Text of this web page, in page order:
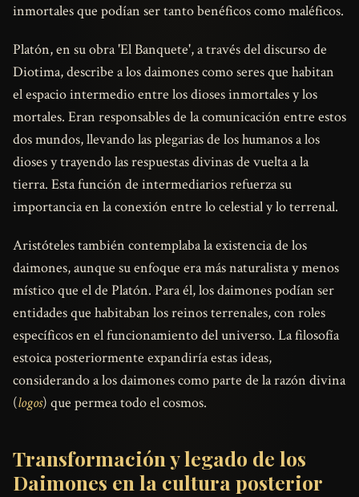
inmortales que podían ser tanto benéficos como maléficos.
Platón, en su obra 'El Banquete', a través del discurso de
Diotima, describe a los daimones como seres que habitan
el espacio intermedio entre los dioses inmortales y los
mortales. Eran responsables de la comunicación entre estos
dos mundos, llevando las plegarias de los humanos a los
dioses y trayendo las respuestas divinas de vuelta a la
tierra. Esta función de intermediarios refuerza su
importancia en la conexión entre lo celestial y lo terrenal.
Aristóteles también contemplaba la existencia de los
daimones, aunque su enfoque era más naturalista y menos
místico que el de Platón. Para él, los daimones podían ser
entidades que habitaban los reinos terrenales, con roles
específicos en el funcionamiento del universo. La filosofía
estoica posteriormente expandiría estas ideas,
considerando a los daimones como parte de la razón divina
(logos) que permea todo el cosmos.
Transformación y legado de los
Daimones en la cultura posterior